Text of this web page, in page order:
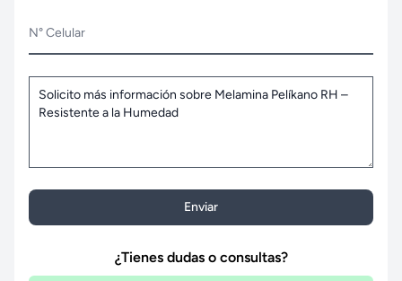
N° Celular
Enviar
¿Tienes dudas o consultas?